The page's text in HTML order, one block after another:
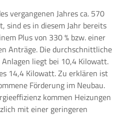
vergangenen Jahres ca. 570
sind es in diesem Jahr bereits
Plus von 330 % bzw. einer
Anträge. Die durchschnittliche
liegt bei 10,4 Kilowatt.
14,4 Kilowatt. Zu erklären ist
Förderung im Neubau.
kommen Heizungen
mit einer geringeren